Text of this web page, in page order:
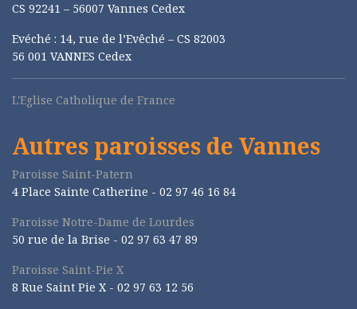
CS 92241 – 56007 Vannes Cedex
Evéché : 14, rue de l’Evêché – CS 82003
56 001 VANNES Cedex
L'Eglise Catholique de France
Autres paroisses de Vannes
Paroisse Saint-Patern
4 Place Sainte Catherine - 02 97 46 16 84
Paroisse Notre-Dame de Lourdes
50 rue de la Brise - 02 97 63 47 89
Paroisse Saint-Pie X
8 Rue Saint Pie X - 02 97 63 12 56